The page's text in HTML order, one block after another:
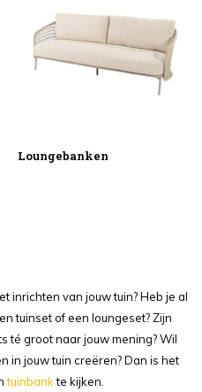
Loungebanken
inrichten van jouw tuin? Heb je al
tuinset of een loungeset? Zijn
té groot naar jouw mening? Wil
in jouw tuin creëren? Dan is het
tuinbankte kijken.